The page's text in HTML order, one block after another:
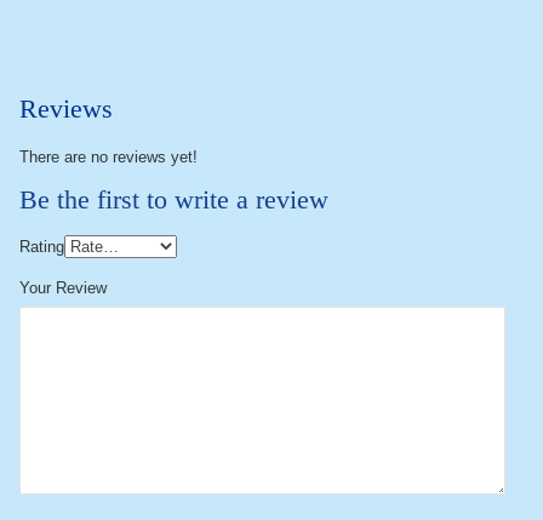
Reviews
There are no reviews yet!
Be the first to write a review
Rating
Your Review